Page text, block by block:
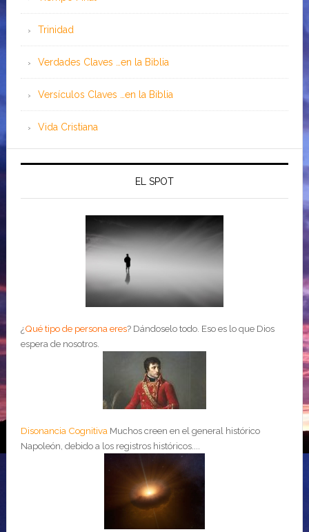
Trinidad
Verdades Claves …en la Biblia
Versículos Claves …en la Biblia
Vida Cristiana
EL SPOT
¿Qué tipo de persona eres? Dándoselo todo. Eso es lo que Dios
espera de nosotros.
Disonancia Cognitiva Muchos creen en el general histórico
Napoleón, debido a los registros históricos....